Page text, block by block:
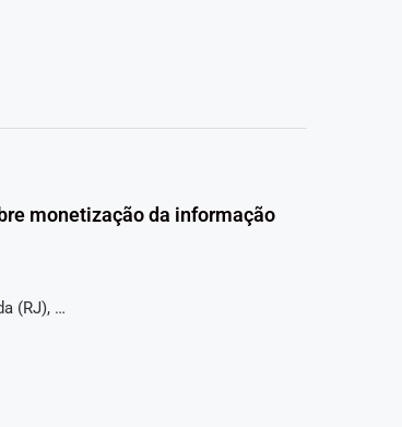
monetização da informação
(RJ), …